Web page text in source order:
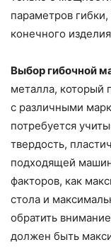
параметров гибки,
конечного
Выбор гибочной
металла, который
с различными
потребуется
твердость,
подходящей
факторов, как
стола и
обратить
должен быть